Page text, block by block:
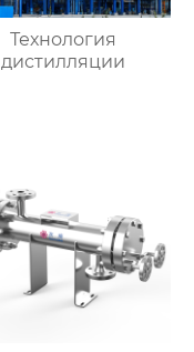
Технология
дистилляции